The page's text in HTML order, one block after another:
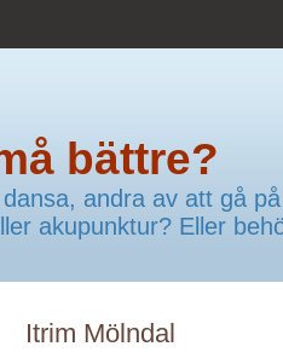
bättre?
andra av att gå på
akupunktur? Eller
Itrim Mölndal